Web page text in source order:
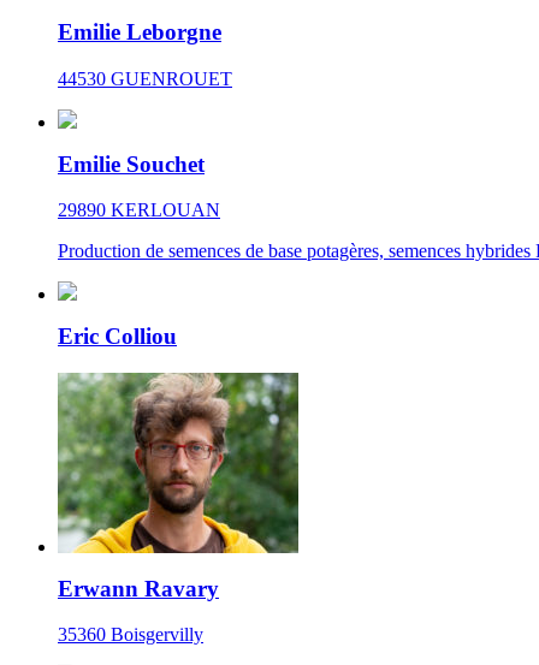
Emilie Leborgne
44530 GUENROUET
Emilie Souchet
29890 KERLOUAN
Production de semences de base potagères, semences
Eric Colliou
Erwann Ravary
35360 Boisgervilly